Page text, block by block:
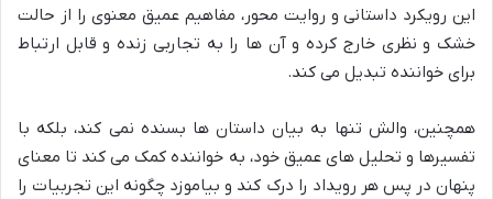
این رویکرد داستانی و روایت محور، مفاهیم عمیق معنوی را از حالت
خشک و نظری خارج کرده و آن ها را به تجاربی زنده و قابل ارتباط
برای خواننده تبدیل می کند.
همچنین، والش تنها به بیان داستان ها بسنده نمی کند، بلکه با
تفسیرها و تحلیل های عمیق خود، به خواننده کمک می کند تا معنای
پنهان در پس هر رویداد را درک کند و بیاموزد چگونه این تجربیات را